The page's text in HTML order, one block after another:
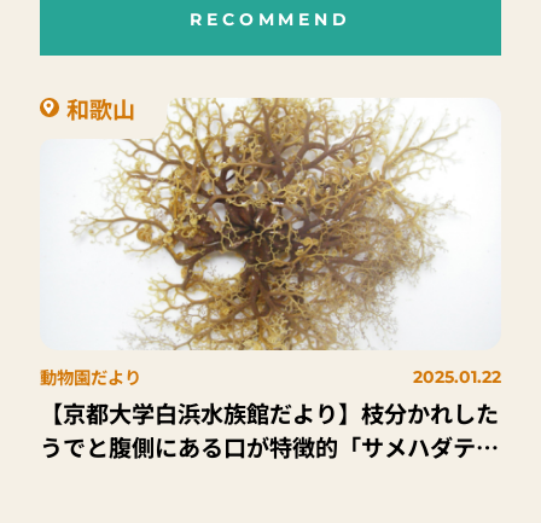
RECOMMEND
和歌山
動物園だより 2025.01.22
【京都大学白浜水族館だより】枝分かれした
うでと腹側にある口が特徴的「サメハダテヅ